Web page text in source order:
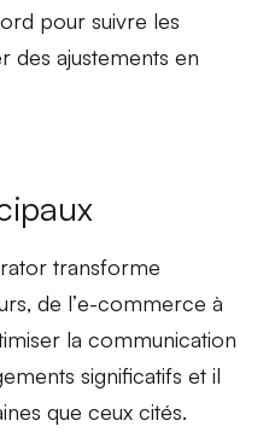
pour suivre les
des ajustements en
transforme
de l’e-commerce à
la communication
significatifs et il
que ceux cités.